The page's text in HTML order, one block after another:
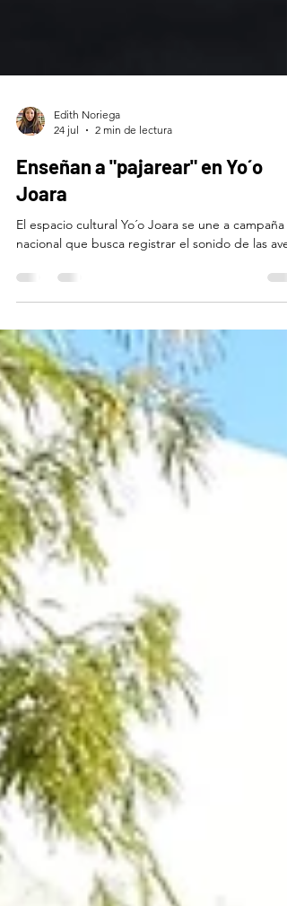
24 jul
2 min de lectura
Enseñan a "pajarear" en Yo´o
Joara
nacional que busca registrar el sonido de las aves